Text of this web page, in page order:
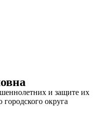
и защите их
округа